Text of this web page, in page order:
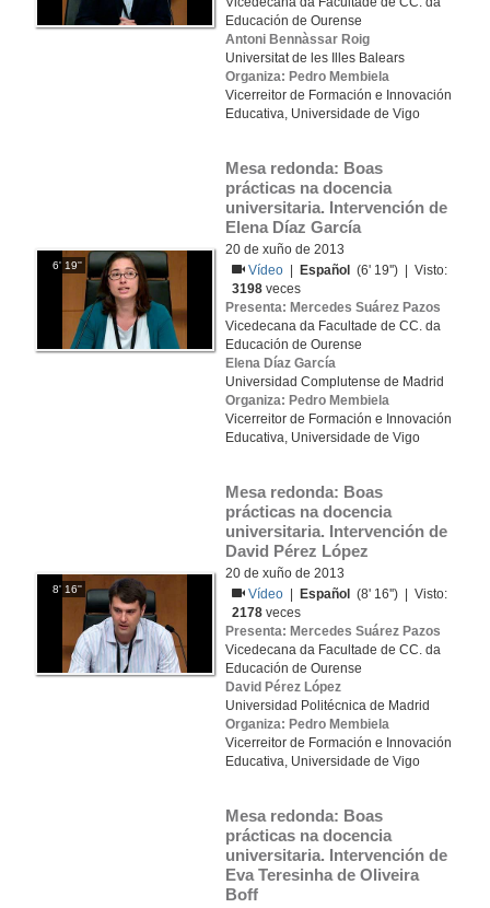
Educación de Ourense
Antoni Bennàssar Roig
Universitat de les Illes Balears
Organiza: Pedro Membiela
Vicerreitor de Formación e Innovación
Educativa, Universidade de Vigo
6' 19''
Mesa redonda: Boas
prácticas na docencia
universitaria. Intervención de
Elena Díaz García
20 de xuño de 2013
Vídeo
Español
(6' 19'') | Visto:
3198 veces
Presenta: Mercedes Suárez Pazos
Vicedecana da Facultade de CC. da
Educación de Ourense
Elena Díaz García
Universidad Complutense de Madrid
Organiza: Pedro Membiela
Vicerreitor de Formación e Innovación
Educativa, Universidade de Vigo
8' 16''
Mesa redonda: Boas
prácticas na docencia
universitaria. Intervención de
David Pérez López
20 de xuño de 2013
Vídeo
Español
(8' 16'') | Visto:
2178 veces
Presenta: Mercedes Suárez Pazos
Vicedecana da Facultade de CC. da
Educación de Ourense
David Pérez López
Universidad Politécnica de Madrid
Organiza: Pedro Membiela
Vicerreitor de Formación e Innovación
Educativa, Universidade de Vigo
Mesa redonda: Boas
prácticas na docencia
universitaria. Intervención de
Eva Teresinha de Oliveira
Boff